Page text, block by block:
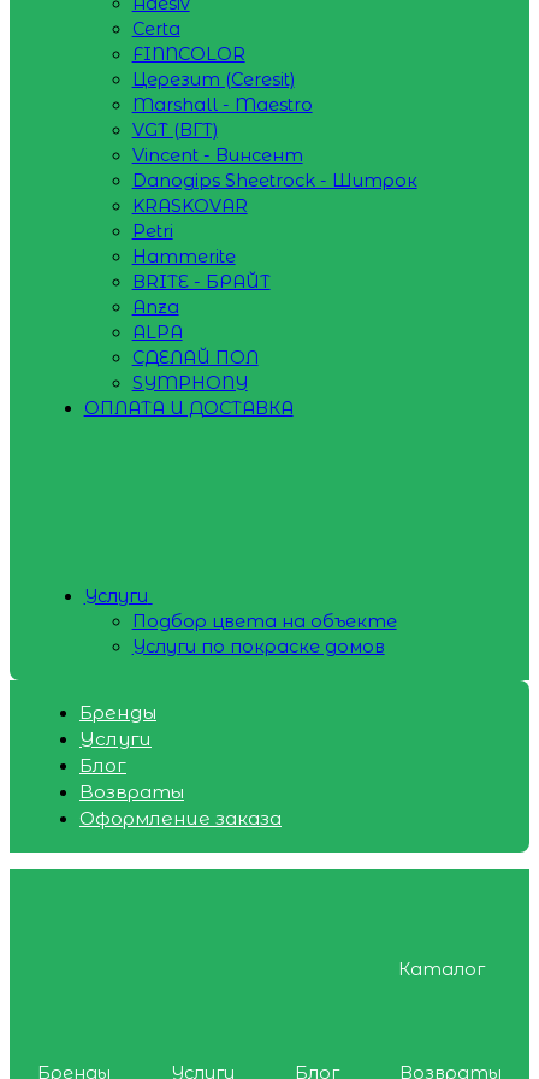
Certa
FINNCOLOR
Церезит (Ceresit)
Marshall - Maestro
VGT (ВГТ)
Vincent - Винсент
Danogips Sheetrock - Шитрок
KRASKOVAR
Petri
Hammerite
BRITE - БРАЙТ
Anza
ALPA
СДЕЛАЙ ПОЛ
SYMPHONY
ОПЛАТА И ДОСТАВКА
Услуги
Подбор цвета на объекте
Услуги по покраске домов
Бренды
Услуги
Блог
Возвраты
Оформление заказа
Каталог
Бренды Услуги Блог
Возвраты